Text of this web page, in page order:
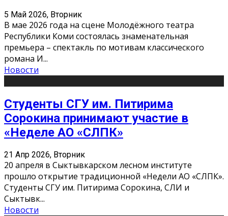
5 Май 2026, Вторник
В мае 2026 года на сцене Молодёжного театра
Республики Коми состоялась знаменательная
премьера – спектакль по мотивам классического
романа И...
Новости
Студенты СГУ им. Питирима
Сорокина принимают участие в
«Неделе АО «СЛПК»
21 Апр 2026, Вторник
20 апреля в Сыктывкарском лесном институте
прошло открытие традиционной «Недели АО «СЛПК».
Студенты СГУ им. Питирима Сорокина, СЛИ и
Сыктывк...
Новости